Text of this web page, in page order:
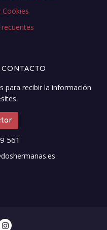
Cookies
para recibir la información
561